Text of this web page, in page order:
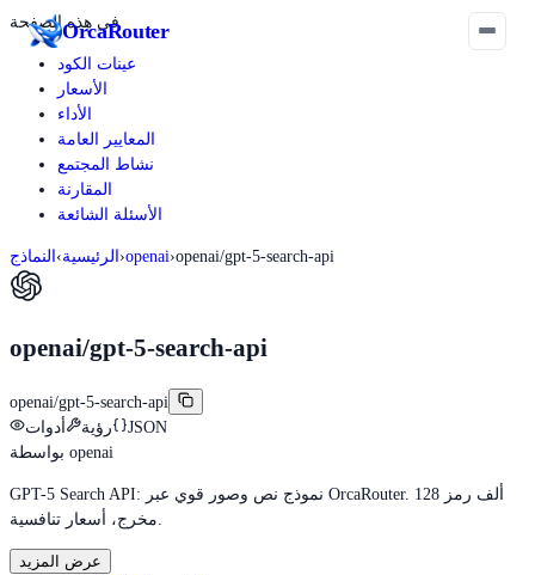
OrcaRouterفي هذه الصفحة
عينات الكود
الأسعار
الأداء
المعايير العامة
نشاط المجتمع
المقارنة
الأسئلة الشائعة
الرئيسية› النماذج ›openai›openai/gpt-5-search-api
openai/gpt-5-search-api
openai/gpt-5-search-api
رؤية
أدوات
JSON
بواسطة openai
GPT-5 Search API: نموذج نص وصور قوي عبر OrcaRouter. 128 ألف رمز
عرض المزيد